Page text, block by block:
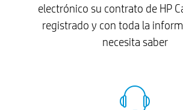
electrónico su contrato de HP
registrado y con toda la
necesita saber